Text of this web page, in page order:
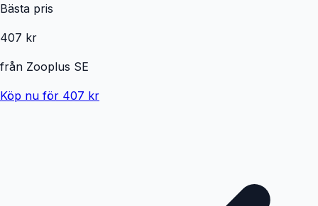
Bästa pris
407 kr
från Zooplus SE
Köp nu för 407 kr